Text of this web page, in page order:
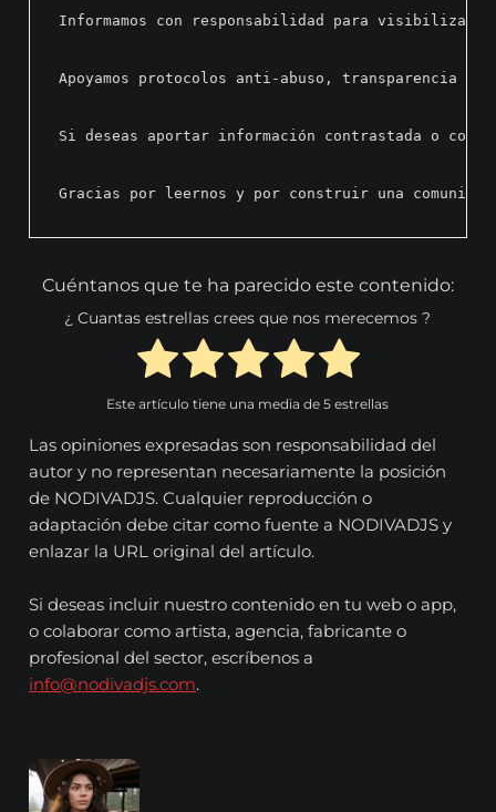
Informamos con responsabilidad para visibilizar
Apoyamos protocolos anti-abuso, transparencia
Si deseas aportar información contrastada o
Gracias por leernos y por construir una
Cuéntanos que te ha parecido este contenido:
¿ Cuantas estrellas crees que nos merecemos ?
Este artículo tiene una media de5 estrellas
Las opiniones expresadas son responsabilidad del
autor y no representan necesariamente la posición
de NODIVADJS. Cualquier reproducción o
adaptación debe citar como fuente a NODIVADJS y
enlazar la URL original del artículo.
Si deseas incluir nuestro contenido en tu web o app,
o colaborar como artista, agencia, fabricante o
profesional del sector, escríbenos a
info@nodivadjs.com.